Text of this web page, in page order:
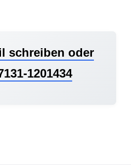
schreiben oder
1201434